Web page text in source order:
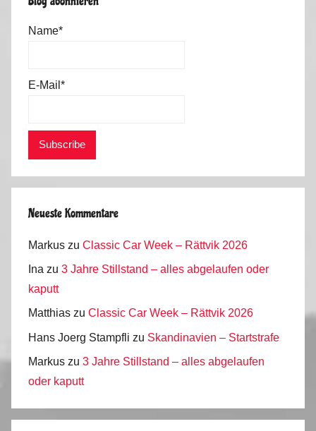
0
1Name*
E-Mail*
Neueste Kommentare
Markus zu Classic Car Week – Rättvik 2026
Ina zu 3 Jahre Stillstand – alles abgelaufen oder
kaputt
Matthias zu Classic Car Week – Rättvik 2026
Hans Joerg Stampfli zu Skandinavien – Startstrafe
Markus zu 3 Jahre Stillstand – alles abgelaufen
oder kaputt